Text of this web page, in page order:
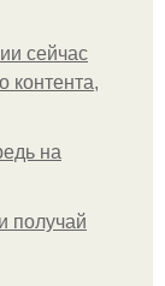
сейчас
контента,
на
получай